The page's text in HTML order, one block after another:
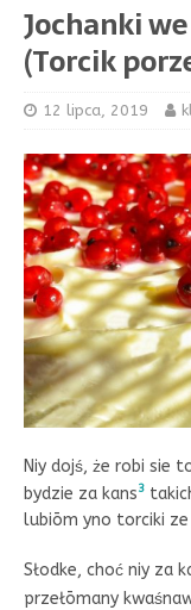
Jochanki
(Torcik
12 lipca, 2019
Niy dojś, że robi sie
bydzie za kans3
lubiōm yno torciki
Słodke, choć niy za
przełōmany